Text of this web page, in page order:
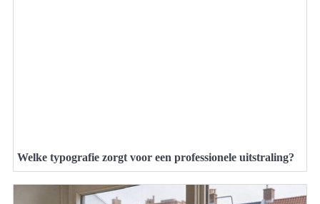
Welke typografie zorgt voor een professionele uitstraling?